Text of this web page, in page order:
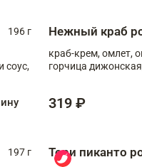
196 г
соус,
Нежный краб
краб-крем, омлет,
горчица
319 ₽
197 г Тори пиканто